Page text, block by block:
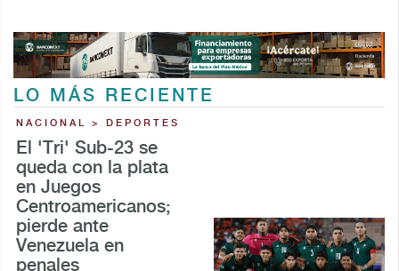
LO MÁS RECIENTE
NACIONAL > DEPORTES
El 'Tri' Sub-23 se
queda con la plata
en Juegos
Centroamericanos;
pierde ante
Venezuela en
penales